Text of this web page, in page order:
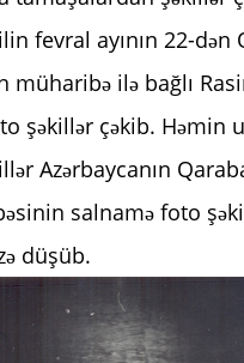
fevral ayının 22-dən
müharibə ilə bağlı
şəkillər çəkib. Həmin
Azərbaycanın
salnamə foto
düşüb.